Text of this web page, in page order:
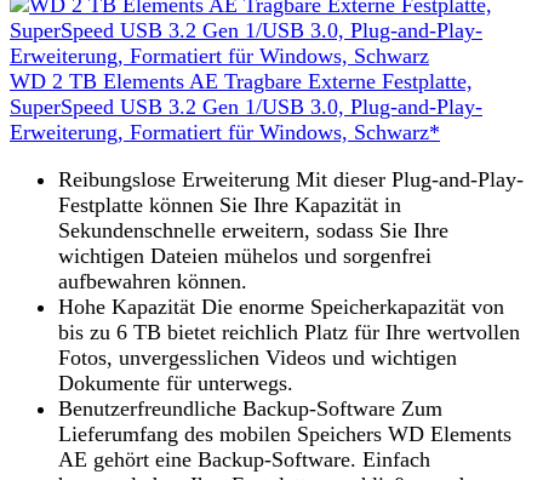
WD 2 TB Elements AE Tragbare Externe Festplatte,
SuperSpeed USB 3.2 Gen 1/USB 3.0, Plug-and-Play-
Erweiterung, Formatiert für Windows, Schwarz*
Reibungslose Erweiterung Mit dieser Plug-and-Play-
Festplatte können Sie Ihre Kapazität in
Sekundenschnelle erweitern, sodass Sie Ihre
wichtigen Dateien mühelos und sorgenfrei
aufbewahren können.
Hohe Kapazität Die enorme Speicherkapazität von
bis zu 6 TB bietet reichlich Platz für Ihre wertvollen
Fotos, unvergesslichen Videos und wichtigen
Dokumente für unterwegs.
Benutzerfreundliche Backup-Software Zum
Lieferumfang des mobilen Speichers WD Elements
AE gehört eine Backup-Software. Einfach